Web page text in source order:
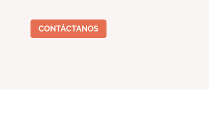
CONTÁCTANOS